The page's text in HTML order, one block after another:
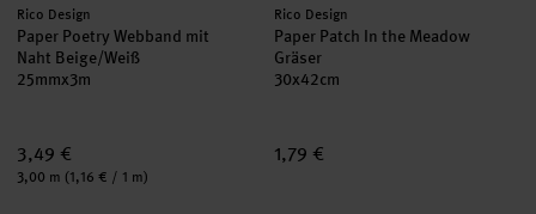
Hersteller:
Rico Design
Paper Poetry Webband mit
Naht Beige/Weiß
25mmx3m
3,49 €
Inhalt:
3,00 m (1,16 € / 1 m)
Hersteller:
Rico Design
Paper Patch In the Meadow
Gräser
30x42cm
1,79 €